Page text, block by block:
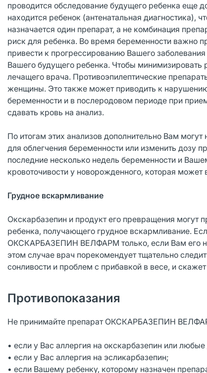
проводится обследование будущего ребенка еще
находится ребенок (антенатальная
назначается один препарат, а не комбинация
риск для ребенка. Во время беременности важно
привести к прогрессированию Вашего
Вашего будущего ребенка. Чтобы минимизировать
лечащего врача. Противоэпилептические
женщины. Это также может приводить к
беременности и в послеродовом периоде при
сдавать кровь на анализ.
По итогам этих анализов дополнительно Вам
для облегчения беременности или изменить дозу
последние несколько недель беременности и
кровоточивости у новорожденного, которая
Грудное вскармливание
Окскарбазепин и продукт его превращения могут
ребенка, получающего грудное вскармливание.
ОКСКАРБАЗЕПИН ВЕЛФАРМ только, если Вам его
этом случае врач порекомендует тщательно
сонливости и проблем с прибавкой в весе, и
Противопоказания
Не принимайте препарат ОКСКАРБАЗЕПИН
• если у Вас аллергия на окскарбазепин или
• если у Вас аллергия на эсликарбазепин;
• если Вашему ребенку, которому назначен